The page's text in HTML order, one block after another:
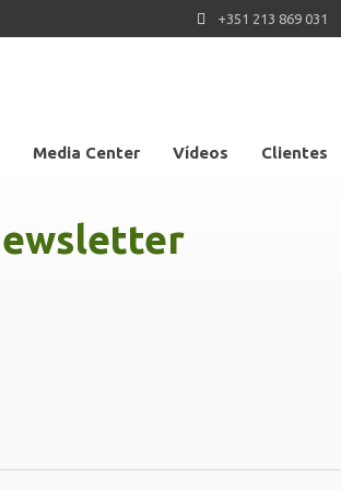
+351 213 869 031
Media Center Vídeos Clientes